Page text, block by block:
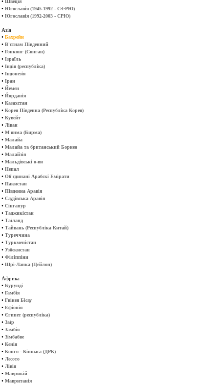
Швеція
• Югославія (1945-1992 - СФРЮ)
• Югославія (1992-2003 - СРЮ)
Азія
• Бахрейн
• В'єтнам Південний
• Гонконг (Сянган)
• Ізраїль
• Індія (республіка)
• Індонезія
• Іран
• Йемен
• Йорданія
• Казахстан
• Корея Південна (Республіка Корея)
• Кувейт
• Ліван
• М'янма (Бирма)
• Малайа
• Малайа та британський Борнео
• Малайзія
• Мальдівські о-ви
• Непал
• Об'єдинані Арабскі Емірати
• Пакистан
• Південна Аравія
• Саудівська Аравія
• Сінгапур
• Таджикістан
• Таїланд
• Тайвань (Республіка Китай)
• Туреччина
• Туркменістан
• Узбекистан
• Філіппіни
• Шрі-Ланка (Цейлон)
Африка
• Бурунді
• Гамбія
• Гвінея Бісау
• Ефіопія
• Єгипет (республіка)
• Заїр
• Замбія
• Зімбабве
• Кенія
• Конго - Кіншаса (ДРК)
• Лесото
• Лівія
• Маврикій
• Мавританія